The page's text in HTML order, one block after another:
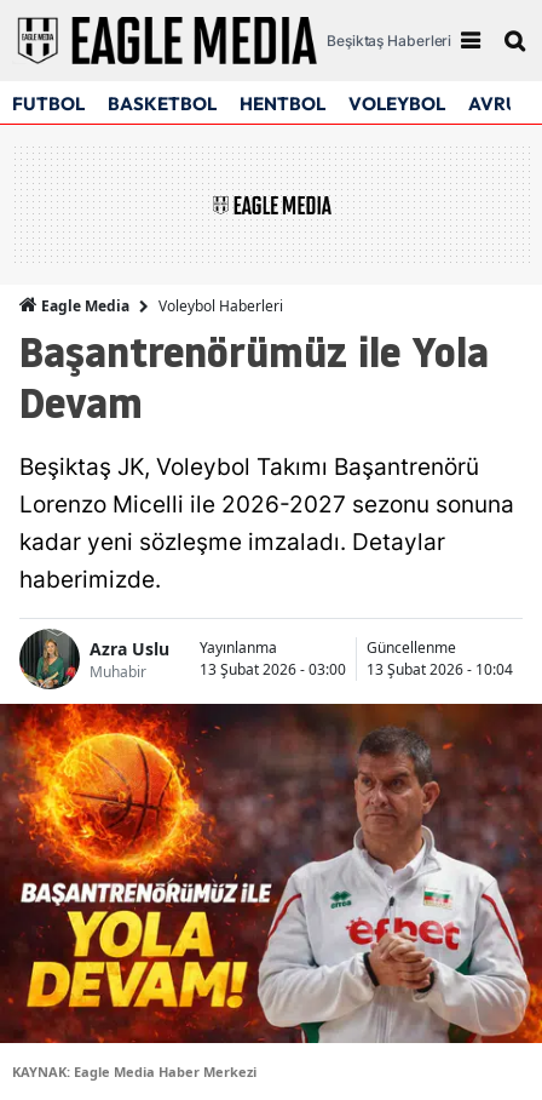
Beşiktaş Haberleri
FUTBOL BASKETBOL HENTBOL VOLEYBOL
Eagle Media Voleybol Haberleri
Başantrenörümüz ile Yola
Devam
Beşiktaş JK, Voleybol Takımı Başantrenörü
Lorenzo Micelli ile 2026-2027 sezonu sonuna
kadar yeni sözleşme imzaladı. Detaylar
haberimizde.
Azra Uslu
Muhabir
Yayınlanma
13 Şubat 2026 - 03:00
Güncellenme
13 Şubat 2026 - 10:04
KAYNAK: Eagle Media Haber Merkezi